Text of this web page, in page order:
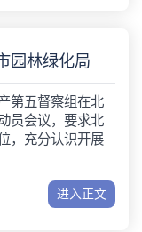
园林绿化局
第五督察组在北
员会议，要求北
，充分认识开展
进入正文